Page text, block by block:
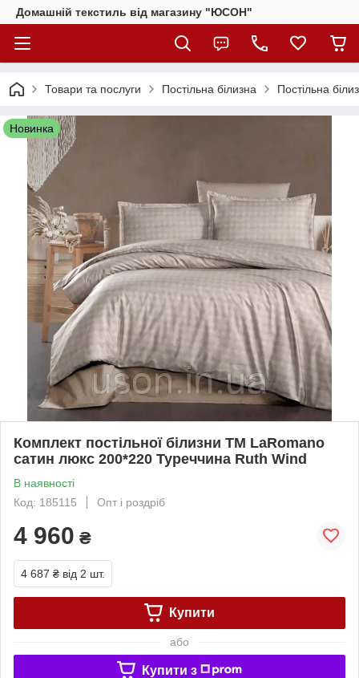
Домашній текстиль від магазину "ЮСОН"
Товари та послуги Постільна білизна Постільна
Новинка
Комплект постільної білизни ТМ LaRomano
сатин люкс 200*220 Туреччина Ruth Wind
В наявності
Код: 185115
Опт і роздріб
4 960 ₴
4 687 ₴ від 2 шт.
Купити
або
Купити з